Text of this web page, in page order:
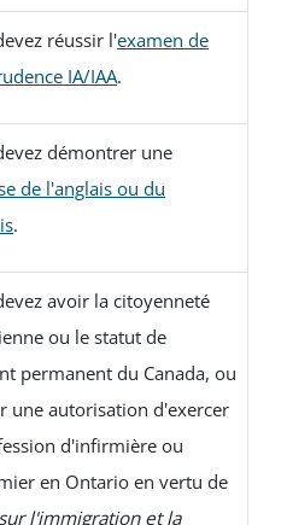
réussir l'examen de
IA/IAA.
démontrer une
de l'anglais ou du
.
avoir la citoyenneté
ou le statut de
permanent du Canada, ou
une autorisation d'exercer
d'infirmière ou
en Ontario en vertu de
l'immigration et la